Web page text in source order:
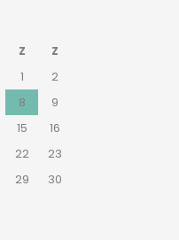
Z Z
1
2
8
9
15
16
22
23
29
30